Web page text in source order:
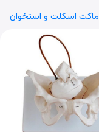
ماکت اسکلت و استخوان